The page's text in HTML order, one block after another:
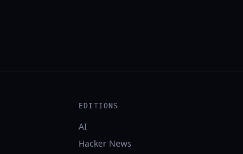
EDITIONS
AI
Hacker News